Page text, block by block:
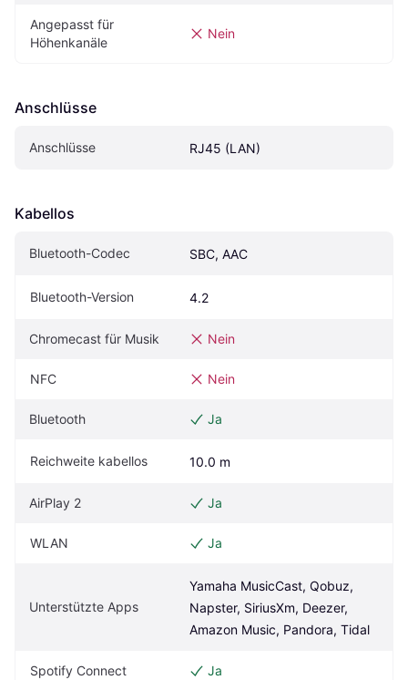
Angepasst für
Höhenkanäle
Nein
Anschlüsse
Anschlüsse RJ45 (LAN)
Kabellos
Bluetooth-Codec SBC, AAC
Bluetooth-Version 4.2
Chromecast für Musik Nein
NFC Nein
Bluetooth Ja
Reichweite kabellos 10.0 m
AirPlay 2 Ja
WLAN Ja
Unterstützte Apps
Yamaha MusicCast, Qobuz,
Napster, SiriusXm, Deezer,
Amazon Music, Pandora, Tidal
Spotify Connect Ja